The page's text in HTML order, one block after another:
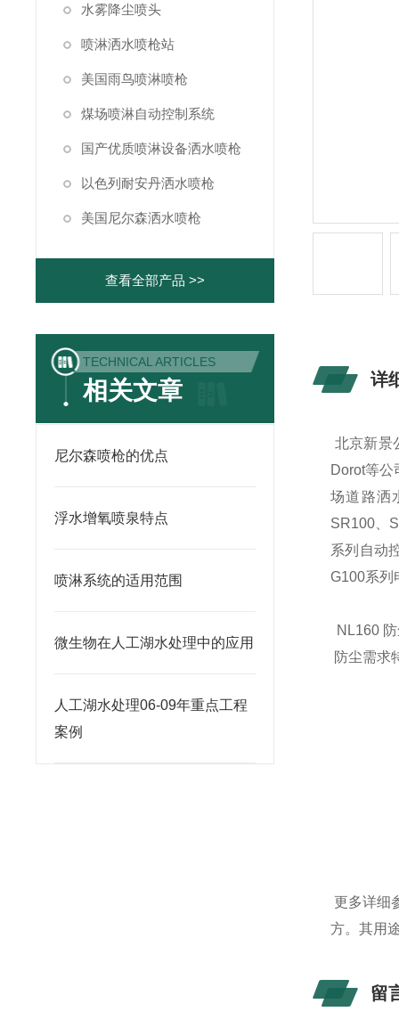
水雾降尘喷头
喷淋洒水喷枪站
美国雨鸟喷淋喷枪
煤场喷淋自动控制系统
国产优质喷淋设备洒水喷枪
以色列耐安丹洒水喷枪
美国尼尔森洒水喷枪
查看全部产品 >>
TECHNICAL ARTICLES
相关文章
尼尔森喷枪的优点
浮水增氧喷泉特点
喷淋系统的适用范围
微生物在人工湖水处理中的应用
人工湖水处理06-09年重点工程
案例
详
北京新景
Dorot等公
场道路洒
SR100、
系列自动
G100系列
NL160
防尘需求
更多详细
方。其用
留